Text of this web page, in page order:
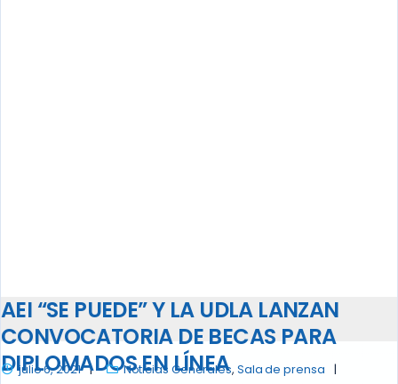
AEI “SE PUEDE” Y LA UDLA LANZAN
CONVOCATORIA DE BECAS PARA
DIPLOMADOS EN LÍNEA
julio 6, 2021 Noticias Generales, Sala de prensa